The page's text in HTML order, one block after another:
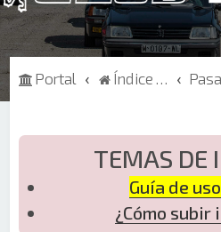
Portal Índice de Foros
TEMAS DE
Guía de
¿Cómo subir